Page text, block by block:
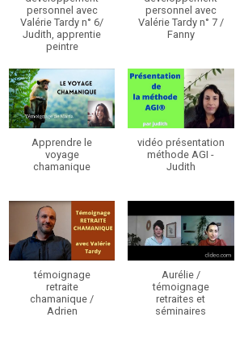
personnel avec
Valérie Tardy n° 6/
Judith, apprentie
peintre
personnel avec
Valérie Tardy n° 7 /
Fanny
Apprendre le
voyage
chamanique
vidéo présentation
méthode AGI -
Judith
témoignage
retraite
chamanique /
Adrien
Aurélie /
témoignage
retraites et
séminaires